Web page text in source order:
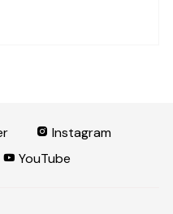
Instagram
YouTube